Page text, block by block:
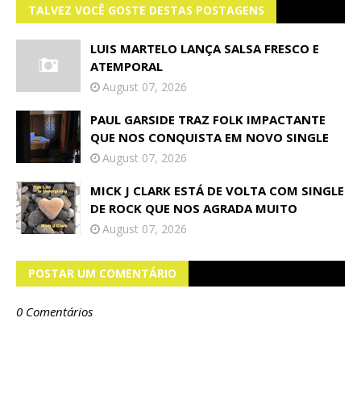
TALVEZ VOCÊ GOSTE DESTAS POSTAGENS
LUIS MARTELO LANÇA SALSA FRESCO E
ATEMPORAL
August 07, 2026
PAUL GARSIDE TRAZ FOLK IMPACTANTE
QUE NOS CONQUISTA EM NOVO SINGLE
August 07, 2026
MICK J CLARK ESTÁ DE VOLTA COM SINGLE
DE ROCK QUE NOS AGRADA MUITO
August 07, 2026
POSTAR UM COMENTÁRIO
0 Comentários